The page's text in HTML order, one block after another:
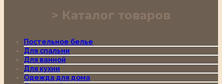
Каталог товаров
Постельное белье
Для спальни
Для ванной
Для кухни
Одежда для дома